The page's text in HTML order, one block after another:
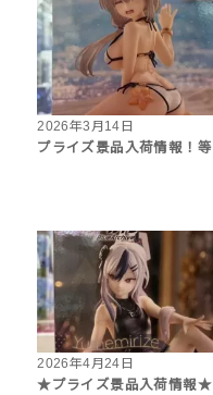
2026年3月14日
プライズ景品入荷情報！等
2026年4月24日
★プライズ景品入荷情報★